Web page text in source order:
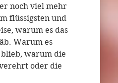
noch viel mehr
flüssigsten und
warum es das
Warum es
warum die
oder die